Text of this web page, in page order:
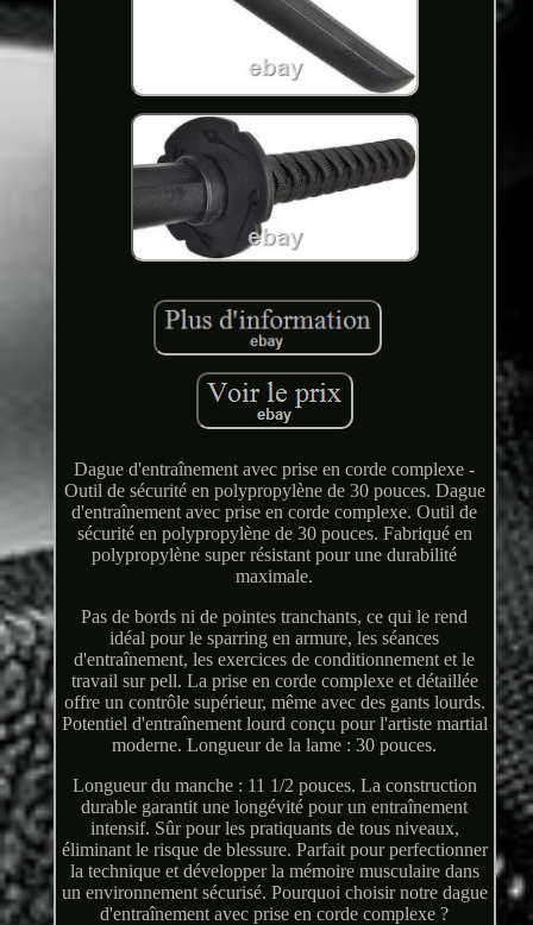
Dague d'entraînement avec prise en corde complexe -
Outil de sécurité en polypropylène de 30 pouces. Dague
d'entraînement avec prise en corde complexe. Outil de
sécurité en polypropylène de 30 pouces. Fabriqué en
polypropylène super résistant pour une durabilité
maximale.
Pas de bords ni de pointes tranchants, ce qui le rend
idéal pour le sparring en armure, les séances
d'entraînement, les exercices de conditionnement et le
travail sur pell. La prise en corde complexe et détaillée
offre un contrôle supérieur, même avec des gants lourds.
Potentiel d'entraînement lourd conçu pour l'artiste martial
moderne. Longueur de la lame : 30 pouces.
Longueur du manche : 11 1/2 pouces. La construction
durable garantit une longévité pour un entraînement
intensif. Sûr pour les pratiquants de tous niveaux,
éliminant le risque de blessure. Parfait pour perfectionner
la technique et développer la mémoire musculaire dans
un environnement sécurisé. Pourquoi choisir notre dague
d'entraînement avec prise en corde complexe ?